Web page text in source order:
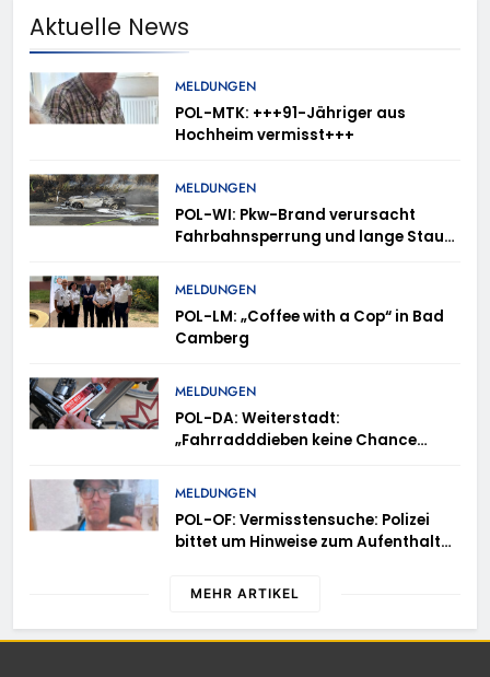
Aktuelle News
MELDUNGEN
POL-MTK: +++91-Jähriger aus
Hochheim vermisst+++
MELDUNGEN
POL-WI: Pkw-Brand verursacht
Fahrbahnsperrung und lange Staus
MELDUNGEN
POL-LM: „Coffee with a Cop“ in Bad
Camberg
MELDUNGEN
POL-DA: Weiterstadt:
„Fahrradddieben keine Chance
Anmeldung erforderlich
MELDUNGEN
POL-OF: Vermisstensuche: Polizei
bittet um Hinweise zum Aufenthalt
MEHR ARTIKEL